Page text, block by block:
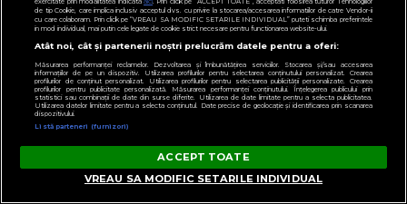
de tip Cookie, care implica inclusiv acceptul dvs. cu privire la stocarea/accesarea informatiilor de catre Vendor-ii
cu care colaboram. Prin click pe “VREAU SA MODIFIC SETARILE INDIVIDUAL” puteti schimba preferintele
in mod individual, mai putin cele legate de cookie strict necesare pentru functionarea website-ului.
Atât noi, cât și partenerii noștri prelucrăm datele pentru a oferi:
Măsurarea performanței reclamelor. Dezvoltarea și îmbunătățirea serviciilor. Stocarea și/sau accesarea
informațiilor de pe un dispozitiv. Utilizarea profilurilor pentru selectarea conținutului personalizat. Crearea
profilurilor de conținut personalizat. Utilizarea profilurilor pentru selectarea publicității personalizate. Crearea
profilurilor pentru publicitate personalizată. Măsurarea performanței conținutului. Înțelegerea publicului prin
statistici sau combinații de date din surse diferite. Utilizarea de date limitate pentru a selecta publicitatea.
Utilizarea datelor limitate pentru a selecta conținutul. Date precise de geolocație și identificarea prin scanarea
dispozitivului.
Listă parteneri (furnizori)
ACCEPT TOATE
VREAU SA MODIFIC SETARILE INDIVIDUAL